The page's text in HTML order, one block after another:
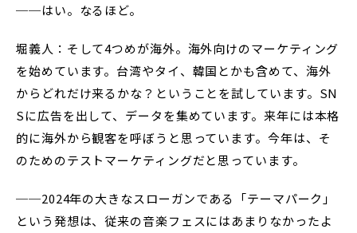
──はい。なるほど。
堀義人：そして4つめが海外。海外向けのマーケティング
を始めています。台湾やタイ、韓国とかも含めて、海外
からどれだけ来るかな？ということを試しています。SN
Sに広告を出して、データを集めています。来年には本格
的に海外から観客を呼ぼうと思っています。今年は、そ
のためのテストマーケティングだと思っています。
──2024年の大きなスローガンである「テーマパーク」
という発想は、従来の音楽フェスにはあまりなかったよ